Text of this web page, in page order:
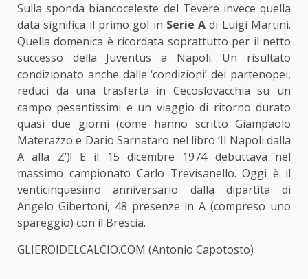
Sulla sponda biancoceleste del Tevere invece quella
data significa il primo gol in Serie A di Luigi Martini.
Quella domenica è ricordata soprattutto per il netto
successo della Juventus a Napoli. Un risultato
condizionato anche dalle ‘condizioni’ dei partenopei,
reduci da una trasferta in Cecoslovacchia su un
campo pesantissimi e un viaggio di ritorno durato
quasi due giorni (come hanno scritto Giampaolo
Materazzo e Dario Sarnataro nel libro ‘Il Napoli dalla
A alla Z’)! E il 15 dicembre 1974 debuttava nel
massimo campionato Carlo Trevisanello. Oggi è il
venticinquesimo anniversario dalla dipartita di
Angelo Gibertoni, 48 presenze in A (compreso uno
spareggio) con il Brescia.
GLIEROIDELCALCIO.COM (Antonio Capotosto)